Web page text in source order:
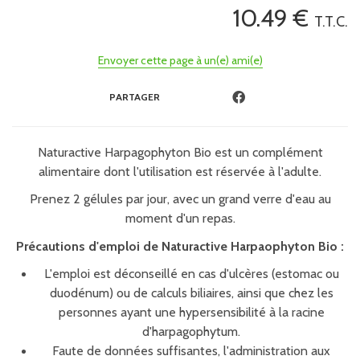
10.49 € T.T.C.
Envoyer cette page à un(e) ami(e)
PARTAGER
Naturactive Harpagophyton Bio est un complément
alimentaire dont l'utilisation est réservée à l'adulte.
Prenez 2 gélules par jour, avec un grand verre d'eau au
moment d'un repas.
Précautions d'emploi de Naturactive Harpaophyton Bio :
L'emploi est déconseillé en cas d'ulcères (estomac ou
duodénum) ou de calculs biliaires, ainsi que chez les
personnes ayant une hypersensibilité à la racine
d'harpagophytum.
Faute de données suffisantes, l'administration aux